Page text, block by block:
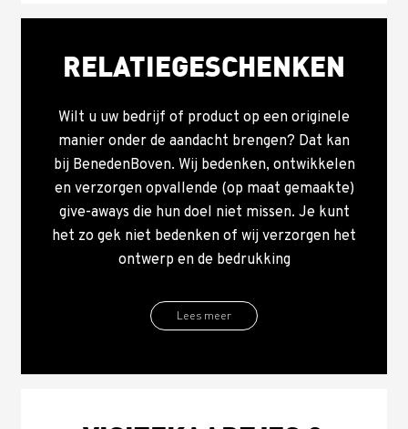
RELATIEGESCHENKEN
Wilt u uw bedrijf of product op een originele
manier onder de aandacht brengen? Dat kan
bij BenedenBoven. Wij bedenken, ontwikkelen
en verzorgen opvallende (op maat gemaakte)
give-aways die hun doel niet missen. Je kunt
het zo gek niet bedenken of wij verzorgen het
ontwerp en de bedrukking
Lees meer